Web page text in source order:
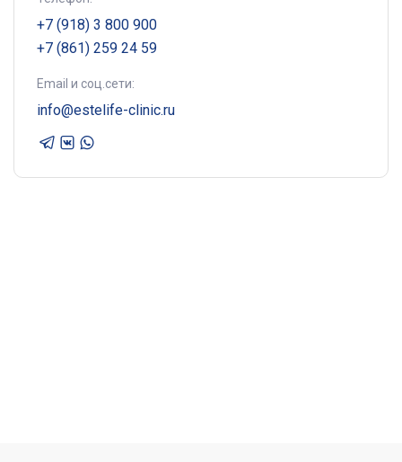
+7 (918) 3 800 900
+7 (861) 259 24 59
Email и соц.сети:
info@estelife-clinic.ru